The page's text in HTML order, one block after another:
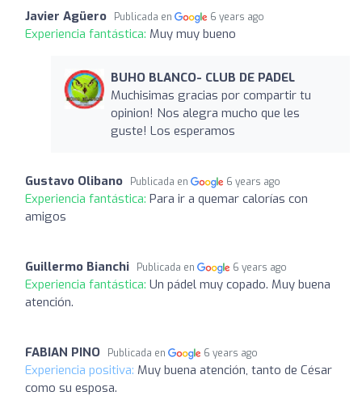
Javier Agüero Publicada en 6 years ago
Experiencia fantástica: Muy muy bueno
BUHO BLANCO- CLUB DE PADEL
Muchisimas gracias por compartir tu
opinion! Nos alegra mucho que les
guste! Los esperamos
Gustavo Olibano Publicada en 6 years ago
Experiencia fantástica: Para ir a quemar calorías con
amigos
Guillermo Bianchi Publicada en 6 years ago
Experiencia fantástica: Un pádel muy copado. Muy buena
atención.
FABIAN PINO Publicada en 6 years ago
Experiencia positiva: Muy buena atención, tanto de César
como su esposa.